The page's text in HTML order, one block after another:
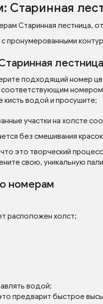
Старинная
Старинная лестница,
подходящий номер
номером
водой и просушите;
участки на холсте
без смешивания
это творческий
свою, уникальную
номерам
расположен холст;
водой;
предварит быстрое